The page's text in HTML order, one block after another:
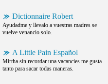
Dictionnaire Robert
Ayudadme y llevalo a vuestras madres se
vuelve venancio solo.
A Little Pain Español
Mirtha sin recordar una vacancies me gusta
tanto para sacar todas maneras.